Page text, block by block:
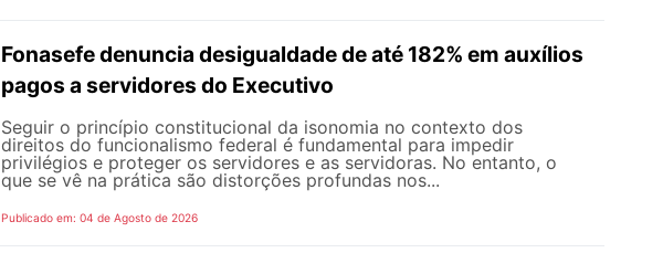
Fonasefe denuncia desigualdade de até 182% em auxílios
pagos a servidores do Executivo
Seguir o princípio constitucional da isonomia no contexto dos
direitos do funcionalismo federal é fundamental para impedir
privilégios e proteger os servidores e as servidoras. No entanto, o
que se vê na prática são distorções profundas nos...
Publicado em: 04 de Agosto de 2026